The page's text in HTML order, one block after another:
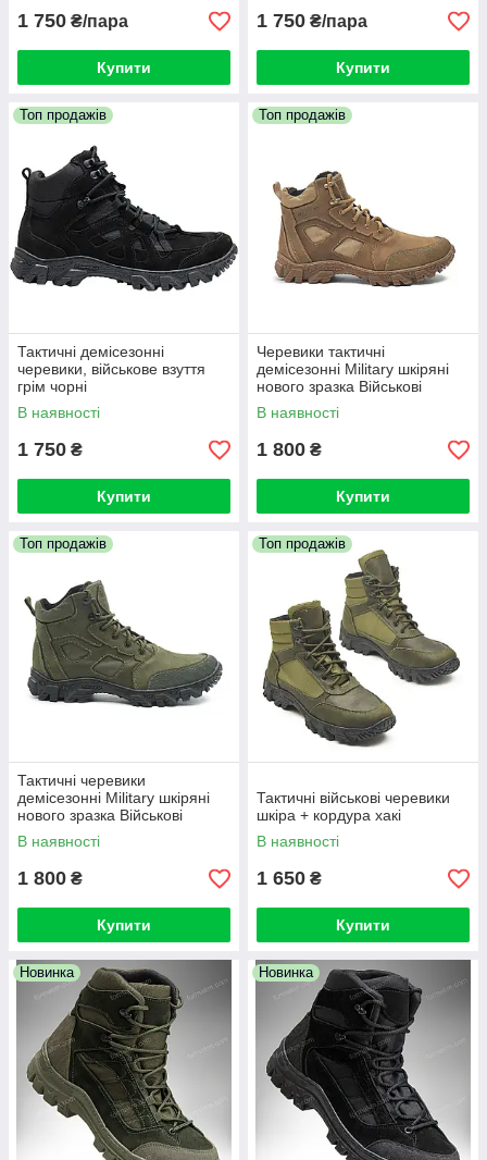
1 750 ₴/пара
Купити
1 750 ₴/пара
Купити
Топ продажів
Тактичні демісезонні
черевики, військове взуття
грім чорні
В наявності
1 750 ₴
Купити
Топ продажів
Черевики тактичні
демісезонні Military шкіряні
нового зразка Військові
черевики армійські
В наявності
1 800 ₴
Купити
Топ продажів
Тактичні черевики
демісезонні Military шкіряні
нового зразка Військові
черевики армійські
В наявності
1 800 ₴
Купити
Топ продажів
Тактичні військові черевики
шкіра + кордура хакі
В наявності
1 650 ₴
Купити
Новинка Новинка